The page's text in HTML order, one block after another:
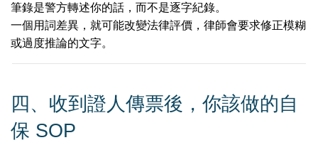
筆錄是警方轉述你的話，而不是逐字紀錄。
一個用詞差異，就可能改變法律評價，律師會要求修正模糊
或過度推論的文字。
四、收到證人傳票後，你該做的自
保 SOP